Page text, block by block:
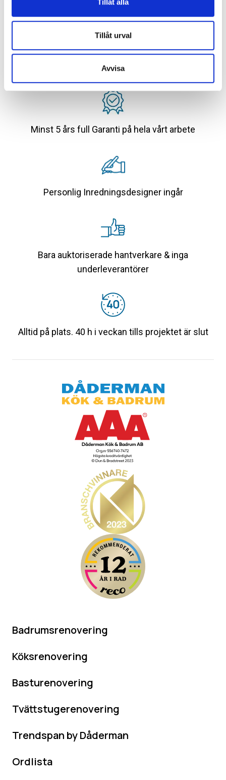
Tillåt alla
Tillåt urval
Avvisa
badrummets tekniska förutsättningar och gällande
branschregler. Enoffertförfrågankan lämnas för att få en
tydligare bild av hur en totalrenovering kan genomföras på
Minst 5 års full Garanti på hela vårt arbete
Personlig Inredningsdesigner ingår
Bara auktoriserade hantverkare & inga
underleverantörer
Alltid på plats. 40 h i veckan tills projektet är slut
Badrumsrenovering
Köksrenovering
Basturenovering
Tvättstugerenovering
Trendspan by Dåderman
Ordlista